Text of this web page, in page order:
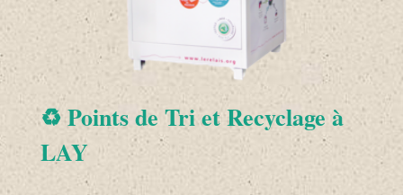
♻️ Points de Tri et Recyclage à
LAY